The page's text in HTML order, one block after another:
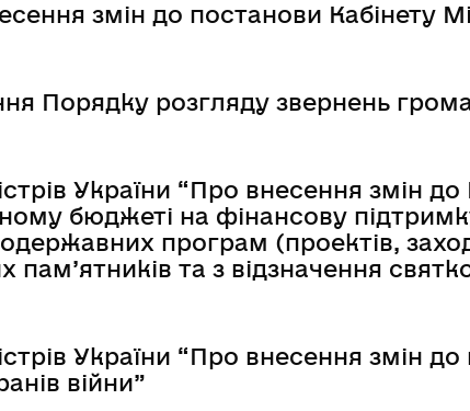
змін до постанови Кабінету
Порядку розгляду звернень
України “Про внесення змін
бюджеті на фінансову
програм (проектів,
пам’ятників та з відзначення
України “Про внесення змін
війни”